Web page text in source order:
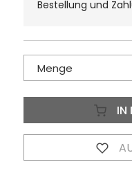
Bestellung und
Menge
IN